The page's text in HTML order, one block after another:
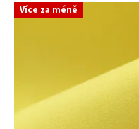
Více za méně